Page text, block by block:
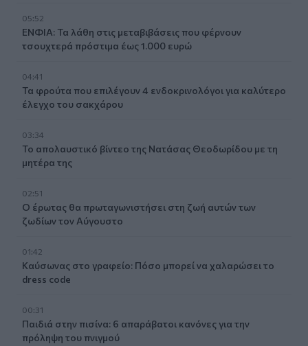
05:52
ΕΝΦΙΑ: Τα λάθη στις μεταβιβάσεις που φέρνουν
τσουχτερά πρόστιμα έως 1.000 ευρώ
04:41
Τα φρούτα που επιλέγουν 4 ενδοκρινολόγοι για καλύτερο
έλεγχο του σακχάρου
03:34
Το απολαυστικό βίντεο της Νατάσας Θεοδωρίδου με τη
μητέρα της
02:51
Ο έρωτας θα πρωταγωνιστήσει στη ζωή αυτών των
ζωδίων τον Αύγουστο
01:42
Καύσωνας στο γραφείο: Πόσο μπορεί να χαλαρώσει το
dress code
00:31
Παιδιά στην πισίνα: 6 απαράβατοι κανόνες για την
πρόληψη του πνιγμού